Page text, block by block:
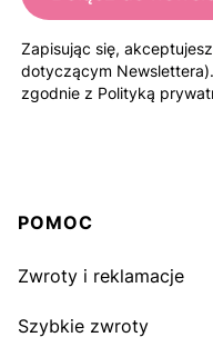
Zapisując się,
dotyczącym
zgodnie z Polityką
Linki w stopce
POMOC
Zwroty i reklamacje
Szybkie zwroty